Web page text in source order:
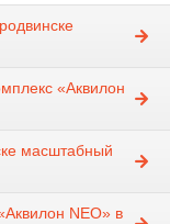
«Аквилон
масштабный
NEO» в